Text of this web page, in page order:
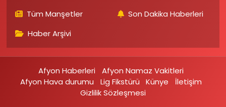
Tüm Manşetler
Son Dakika Haberleri
Haber Arşivi
Afyon Haberleri
Afyon Namaz Vakitleri
Afyon Hava durumu
Lig Fikstürü Künye
İletişim
Gizlilik Sözleşmesi